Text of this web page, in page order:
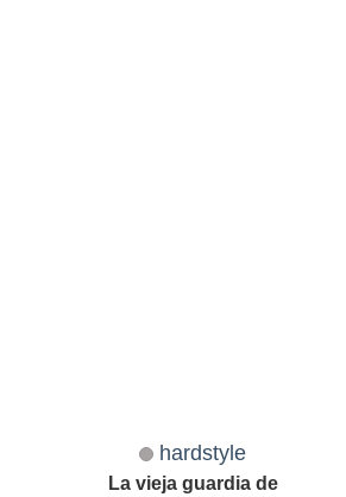
hardstyle
La vieja guardia de